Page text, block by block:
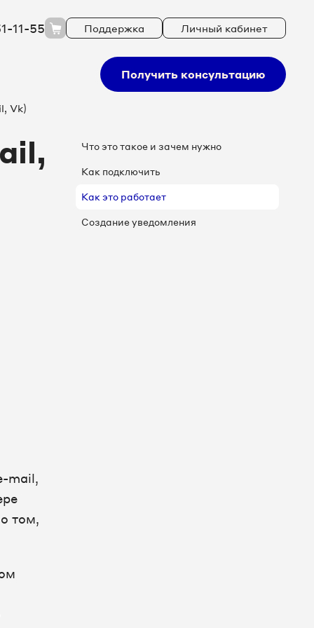
11-55 Поддержка Личный кабинет
Получить консультацию
Vk)
mail,
том,
Что это такое и зачем нужно
Как подключить
Как это работает
Создание уведомления